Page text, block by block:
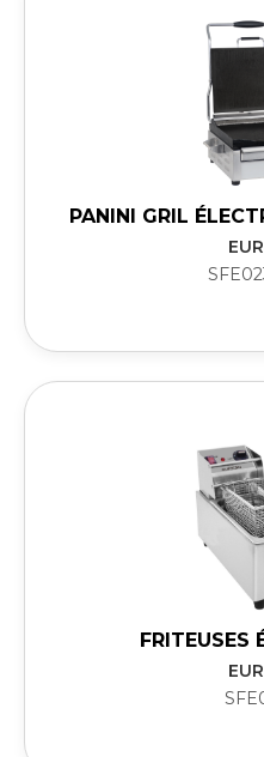
PANINI GRIL
FRITEUSES